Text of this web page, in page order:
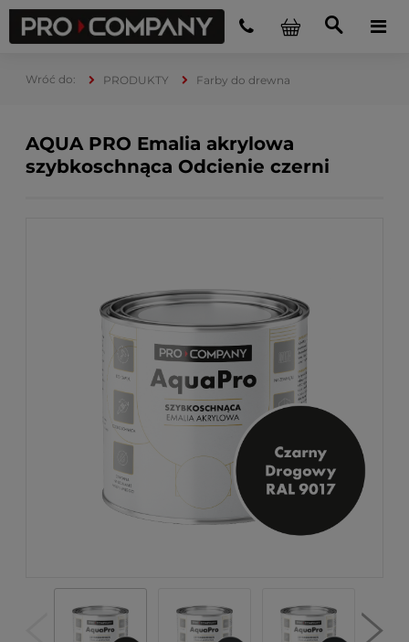
PRODUKTY Farby do drewna
AQUA PRO Emalia akrylowa
szybkoschnąca Odcienie czerni